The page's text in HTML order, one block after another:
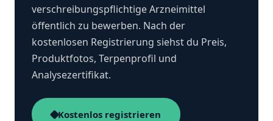
verschreibungspflichtige Arzneimittel
öffentlich zu bewerben. Nach der
kostenlosen Registrierung siehst du Preis,
Produktfotos, Terpenprofil und
Analysezertifikat.
Kostenlos registrieren